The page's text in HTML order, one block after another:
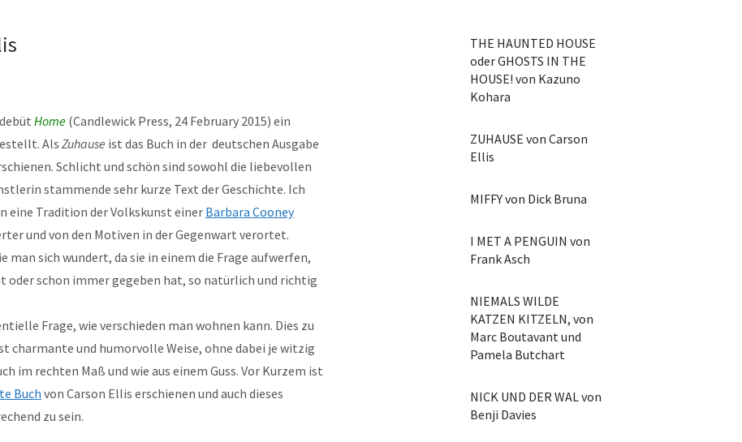
Home (Candlewick Press, 24 February 2015) ein
Als Zuhause ist das Buch in der deutschen Ausgabe
Schlicht und schön sind sowohl die liebevollen
stammende sehr kurze Text der Geschichte. Ich
eine Tradition der Volkskunst einer Barbara Cooney
und von den Motiven in der Gegenwart verortet.
man sich wundert, da sie in einem die Frage aufwerfen,
oder schon immer gegeben hat, so natürlich und richtig
Frage, wie verschieden man wohnen kann. Dies zu
charmante und humorvolle Weise, ohne dabei je witzig
im rechten Maß und wie aus einem Guss. Vor Kurzem ist
Buch von Carson Ellis erschienen und auch dieses
zu sein.
THE HAUNTED HOUSE
oder GHOSTS IN THE
HOUSE! von Kazuno
Kohara
ZUHAUSE von Carson
Ellis
MIFFY von Dick Bruna
I MET A PENGUIN von
Frank Asch
NIEMALS WILDE
KATZEN KITZELN, von
Marc Boutavant und
Pamela Butchart
NICK UND DER WAL von
Benji Davies